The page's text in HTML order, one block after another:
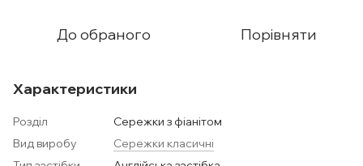
До обраного Порівняти
Характеристики
Розділ
Сережки з фіанітом
Вид виробу
Сережки класичні